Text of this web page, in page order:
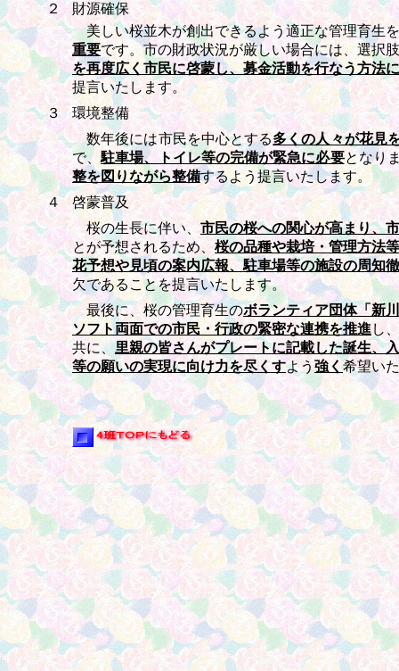
２
財源確保
美しい桜並木が創出できるよう適正な管理育生
重要です。市の財政状況が厳しい場合には、選択
を再度広く市民に啓蒙し、募金活動を行なう方法
提言いたします。
３
環境整備
数年後には市民を中心とする多くの人々が花見
で、駐車場、トイレ等の完備が緊急に必要となり
整を図りながら整備するよう提言いたします。
４
啓蒙普及
桜の生長に伴い、市民の桜への関心が高まり、
とが予想されるため、桜の品種や栽培・管理方法
花予想や見頃の案内広報、駐車場等の施設の周知
欠であることを提言いたします。
最後に、桜の管理育生のボランティア団体「新
ソフト両面での市民・行政の緊密な連携を推進し
共に、里親の皆さんがプレートに記載した誕生、
等の願いの実現に向け力を尽くすよう強く希望い